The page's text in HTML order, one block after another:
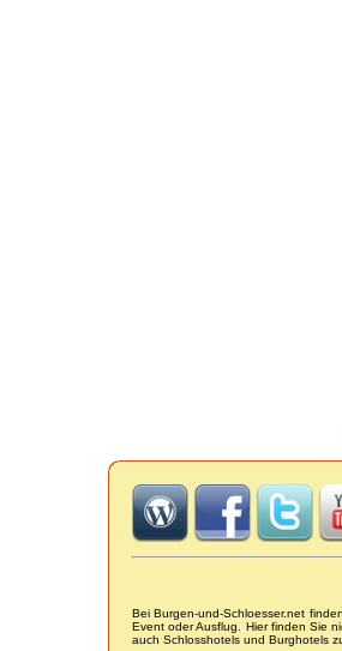
Bei Burgen-und-Schloesser.net
Event oder Ausflug. Hier finden Sie
auch Schlosshotels und Burghotels